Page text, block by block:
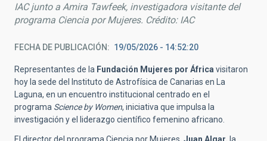
IAC junto a Amira Tawfeek, investigadora visitante del
programa Ciencia por Mujeres. Crédito: IAC
FECHA DE PUBLICACIÓN 19/05/2026 - 14:52:20
Representantes de la Fundación Mujeres por África visitaron
hoy la sede del Instituto de Astrofísica de Canarias en La
Laguna, en un encuentro institucional centrado en el
programa Science by Women, iniciativa que impulsa la
investigación y el liderazgo científico femenino africano.
El director del programa Ciencia por Mujeres, Juan Algar, la